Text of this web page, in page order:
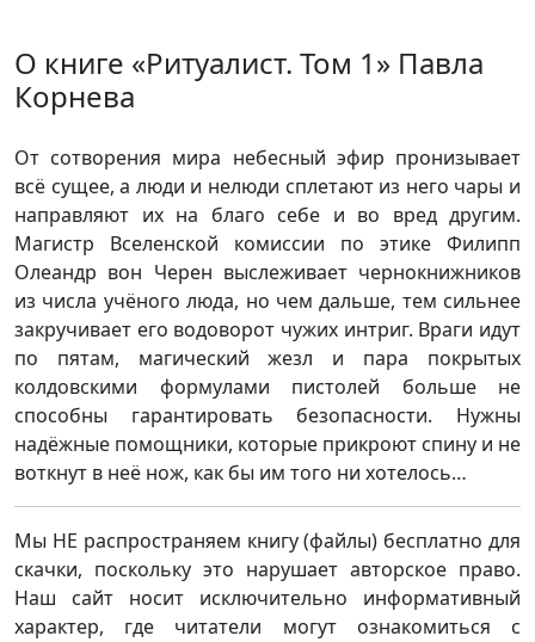
О книге «Ритуалист. Том 1» Павла
Корнева
От сотворения мира небесный эфир пронизывает
всё сущее, а люди и нелюди сплетают из него чары и
направляют их на благо себе и во вред другим.
Магистр Вселенской комиссии по этике Филипп
Олеандр вон Черен выслеживает чернокнижников
из числа учёного люда, но чем дальше, тем сильнее
закручивает его водоворот чужих интриг. Враги идут
по пятам, магический жезл и пара покрытых
колдовскими формулами пистолей больше не
способны гарантировать безопасности. Нужны
надёжные помощники, которые прикроют спину и не
воткнут в неё нож, как бы им того ни хотелось…
Мы НЕ распространяем книгу (файлы) бесплатно для
скачки, поскольку это нарушает авторское право.
Наш сайт носит исключительно информативный
характер, где читатели могут ознакомиться с